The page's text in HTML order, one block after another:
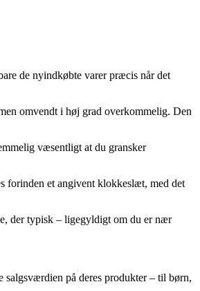
de nyindkøbte varer præcis når det
omvendt i høj grad overkommelig. Den
væsentligt at du gransker
forinden et angivent klokkeslæt, med det
der typisk – ligegyldigt om du er nær
salgsværdien på deres produkter – til børn,